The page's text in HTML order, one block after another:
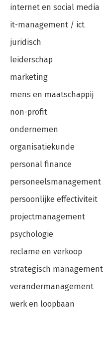
internet en social media
it-management / ict
juridisch
leiderschap
marketing
mens en maatschappij
non-profit
ondernemen
organisatiekunde
personal finance
personeelsmanagement
persoonlijke effectiviteit
projectmanagement
psychologie
reclame en verkoop
strategisch management
verandermanagement
werk en loopbaan